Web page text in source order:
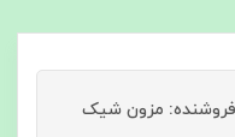
فروشنده: مزون شیک